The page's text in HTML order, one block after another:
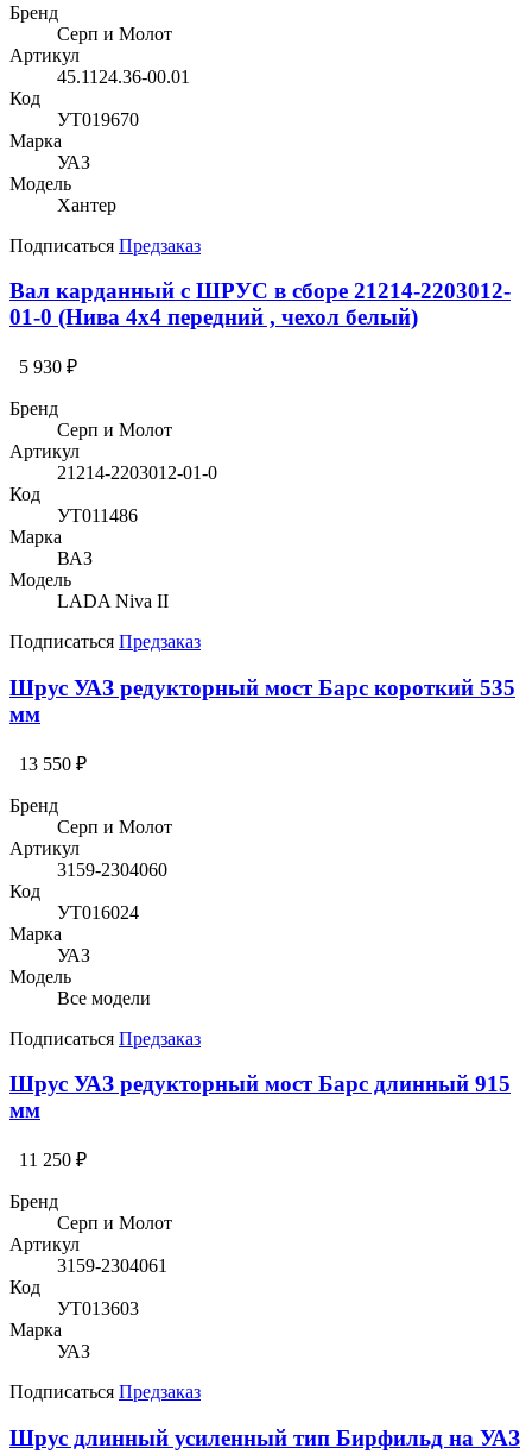
Бренд
Серп и Молот
Артикул
45.1124.36-00.01
Код
УТ019670
Марка
УАЗ
Модель
Хантер
Подписаться Предзаказ
Вал карданный с ШРУС в сборе 21214-2203012-
01-0 (Нива 4х4 передний , чехол белый)
5 930 ₽
Бренд
Серп и Молот
Артикул
21214-2203012-01-0
Код
УТ011486
Марка
ВАЗ
Модель
LADA Niva II
Подписаться Предзаказ
Шрус УАЗ редукторный мост Барс короткий 535
мм
13 550 ₽
Бренд
Серп и Молот
Артикул
3159-2304060
Код
УТ016024
Марка
УАЗ
Модель
Все модели
Подписаться Предзаказ
Шрус УАЗ редукторный мост Барс длинный 915
мм
11 250 ₽
Бренд
Серп и Молот
Артикул
3159-2304061
Код
УТ013603
Марка
УАЗ
Подписаться Предзаказ
Шрус длинный усиленный тип Бирфильд на УАЗ